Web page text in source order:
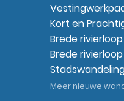
Kort en
Brede
Brede
Meer nieuwe